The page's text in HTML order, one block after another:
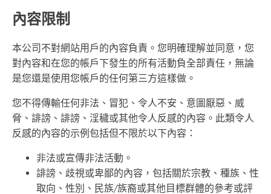
內容限制
本公司不對網站用戶的內容負責。您明確理解並同意，您
對內容和在您的帳戶下發生的所有活動負全部責任，無論
是您還是使用您帳戶的任何第三方這樣做。
您不得傳輸任何非法、冒犯、令人不安、意圖厭惡、威
脅、誹謗、誹謗、淫穢或其他令人反感的內容。此類令人
反感的內容的示例包括但不限於以下內容：
非法或宣傳非法活動。
誹謗、歧視或卑鄙的內容，包括關於宗教、種族、性
取向、性別、民族/族裔或其他目標群體的參考或評